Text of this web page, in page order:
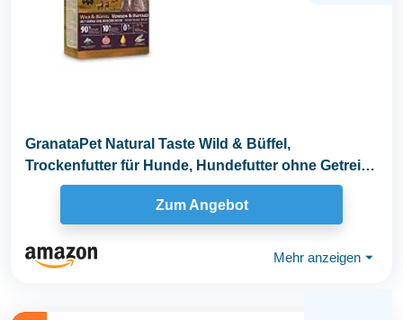
GranataPet Natural Taste Wild & Büffel,
Trockenfutter für Hunde, Hundefutter ohne Getreide
& ohne...
Zum Angebot
Mehr anzeigen ⏷